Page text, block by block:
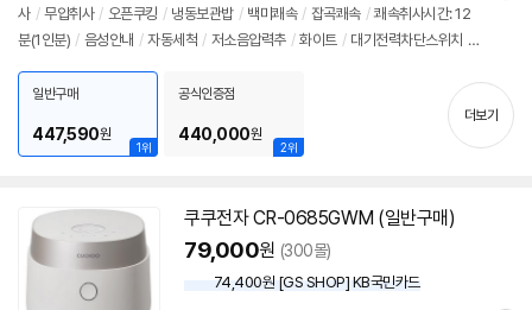
뷰
사 / 무압취사 / 오픈쿠킹 / 냉동보관밥 / 백미쾌속 / 잡곡쾌속 / 쾌속취사시간: 12
분(1인분) / 음성안내 / 자동세척 / 저소음압력추 / 화이트 / 대기전력차단스위치 /
기
1위
일반구매
447,590원
2위
공식인증점
440,000원
더보기
쿠쿠전자 CR-0685GWM (일반구매)
79,000원 (300몰)
74,400원 [GS SHOP] KB국민카드